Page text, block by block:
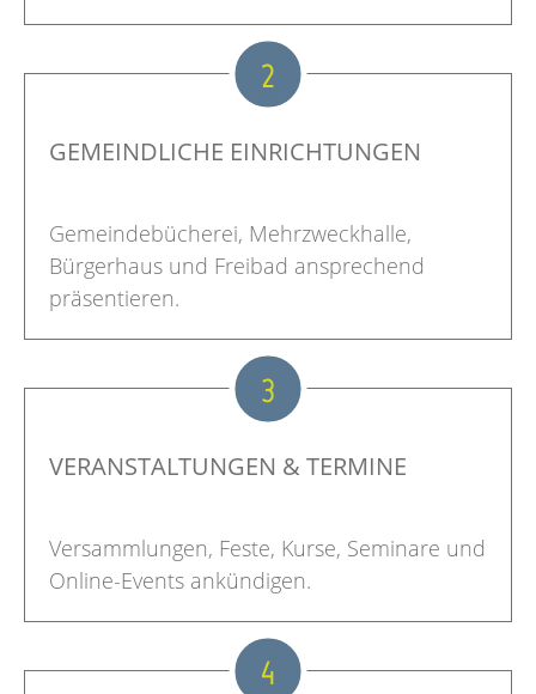
2
GEMEINDLICHE EINRICHTUNGEN
Gemeindebücherei, Mehrzweckhalle,
Bürgerhaus und Freibad ansprechend
präsentieren.
3
VERANSTALTUNGEN & TERMINE
Versammlungen, Feste, Kurse, Seminare und
Online-Events ankündigen.
4